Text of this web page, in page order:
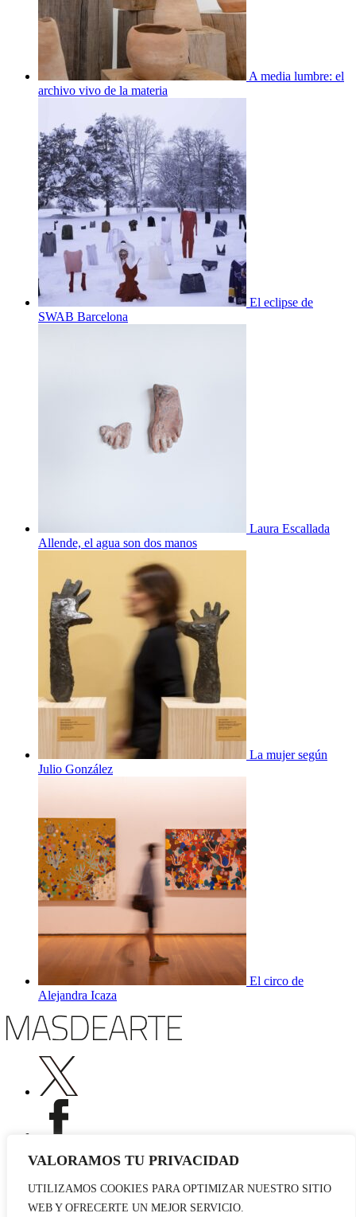
VALORAMOS TU PRIVACIDAD
UTILIZAMOS COOKIES PARA OPTIMIZAR NUESTRO SITIO
WEB Y OFRECERTE UN MEJOR SERVICIO.
A media lumbre: el
archivo vivo de la materia
El eclipse de
SWAB Barcelona
Laura Escallada
Allende, el agua son dos manos
La mujer según
Julio González
El circo de
Alejandra Icaza
Publicidad